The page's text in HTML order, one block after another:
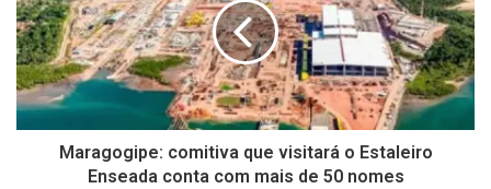
Maragogipe: comitiva que visitará o Estaleiro
Enseada conta com mais de 50 nomes